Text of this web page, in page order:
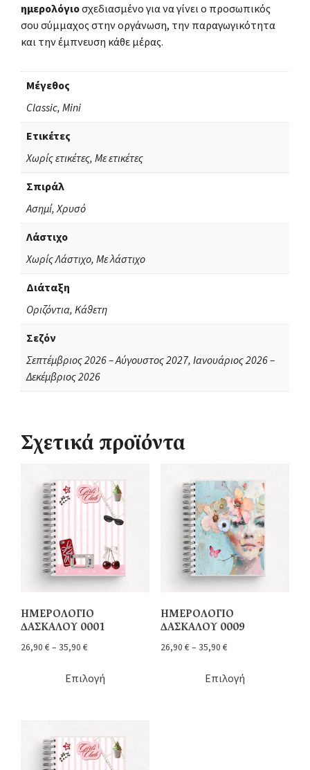
ημερολόγιοσχεδιασμένο για να γίνει ο προσωπικός
σου σύμμαχος στην οργάνωση, την παραγωγικότητα
και την έμπνευση κάθε μέρας.
Μέγεθος
Classic, Mini
Ετικέτες
Χωρίς ετικέτες, Με ετικέτες
Σπιράλ
Ασημί, Χρυσό
Λάστιχο
Χωρίς Λάστιχο, Με λάστιχο
Διάταξη
Οριζόντια, Κάθετη
Σεζόν
Σεπτέμβριος 2026 – Αύγουστος 2027, Ιανουάριος 2026 –
Δεκέμβριος 2026
Σχετικά προϊόντα
ΗΜΕΡΟΛΟΓΙΟ
ΔΑΣΚΑΛΟΥ 0001
26,90 € – 35,90 €
Επιλογή
ΗΜΕΡΟΛΟΓΙΟ
ΔΑΣΚΑΛΟΥ 0009
26,90 € – 35,90 €
Επιλογή